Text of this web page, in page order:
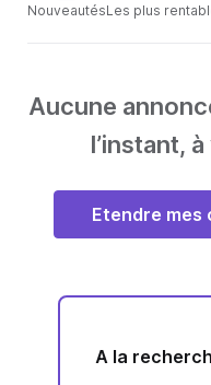
NouveautésLes plus
Aucune
l’instant,
Etendre
A la